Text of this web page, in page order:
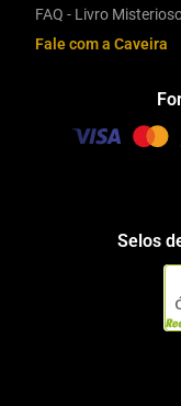
FAQ - Livro
Fale com a Caveira
Selos